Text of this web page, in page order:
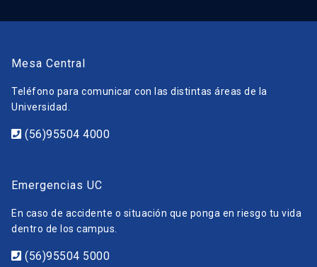
Mesa Central
Teléfono para comunicar con las distintas áreas de la
Universidad.
(56)95504 4000
Emergencias UC
En caso de accidente o situación que ponga en riesgo tu vida
dentro de los campus.
(56)95504 5000